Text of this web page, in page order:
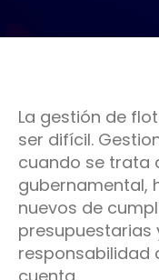
La gestión de
ser difícil.
cuando se trata
gubernamental,
nuevos de
presupuestarias
responsabilidad